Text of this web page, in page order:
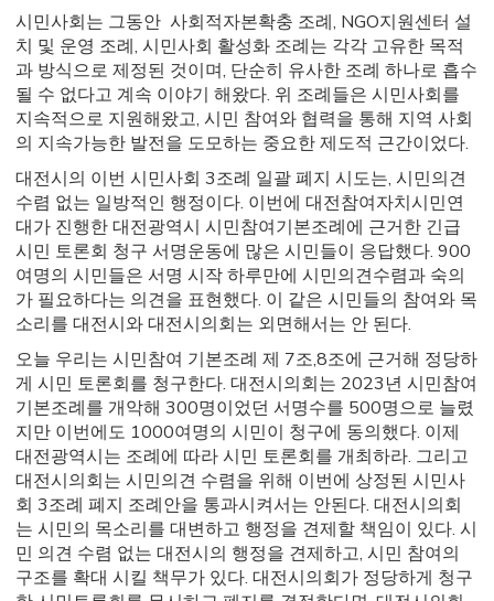
시민사회는 그동안 사회적자본확충 조례, NGO지원센터 설
치 및 운영 조례, 시민사회 활성화 조례는 각각 고유한 목적
과 방식으로 제정된 것이며, 단순히 유사한 조례 하나로 흡수
될 수 없다고 계속 이야기 해왔다. 위 조례들은 시민사회를
지속적으로 지원해왔고, 시민 참여와 협력을 통해 지역 사회
의 지속가능한 발전을 도모하는 중요한 제도적 근간이었다.
대전시의 이번 시민사회 3조례 일괄 폐지 시도는, 시민의견
수렴 없는 일방적인 행정이다. 이번에 대전참여자치시민연
대가 진행한 대전광역시 시민참여기본조례에 근거한 긴급
시민 토론회 청구 서명운동에 많은 시민들이 응답했다. 900
여명의 시민들은 서명 시작 하루만에 시민의견수렴과 숙의
가 필요하다는 의견을 표현했다. 이 같은 시민들의 참여와 목
소리를 대전시와 대전시의회는 외면해서는 안 된다.
오늘 우리는 시민참여 기본조례 제 7조,8조에 근거해 정당하
게 시민 토론회를 청구한다. 대전시의회는 2023년 시민참여
기본조례를 개악해 300명이었던 서명수를 500명으로 늘렸
지만 이번에도 1000여명의 시민이 청구에 동의했다. 이제
대전광역시는 조례에 따라 시민 토론회를 개최하라. 그리고
대전시의회는 시민의견 수렴을 위해 이번에 상정된 시민사
회 3조례 폐지 조례안을 통과시켜서는 안된다. 대전시의회
는 시민의 목소리를 대변하고 행정을 견제할 책임이 있다. 시
민 의견 수렴 없는 대전시의 행정을 견제하고, 시민 참여의
구조를 확대 시킬 책무가 있다. 대전시의회가 정당하게 청구